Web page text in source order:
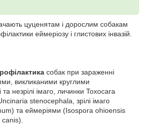
цуценятам і дорослим собакам
еймеріозу і глистових інвазій.
собак при зараженні
викликаними круглими
та незрілі імаго, личинки Toxocara
stenocephala, зрілі імаго
та еймеріями (Isospora ohioensis